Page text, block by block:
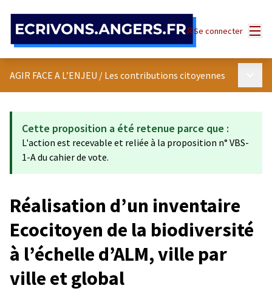
Se connecter
AGIR FACE A L’ENJEU / Les contributions citoyennes
Cette proposition a été retenue parce que :
L'action est recevable et reliée à la proposition n° VBS-
1-A du cahier de vote.
Réalisation d’un inventaire
Ecocitoyen de la biodiversité
à l’échelle d’ALM, ville par
ville et global